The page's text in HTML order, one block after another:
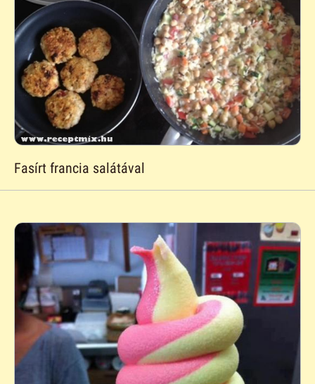
Fasírt francia salátával